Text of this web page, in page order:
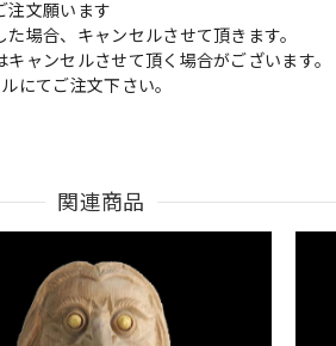
注文願います
場合、キャンセルさせて頂きます。
ャンセルさせて頂く場合がございます。
にてご注文下さい。
関連商品